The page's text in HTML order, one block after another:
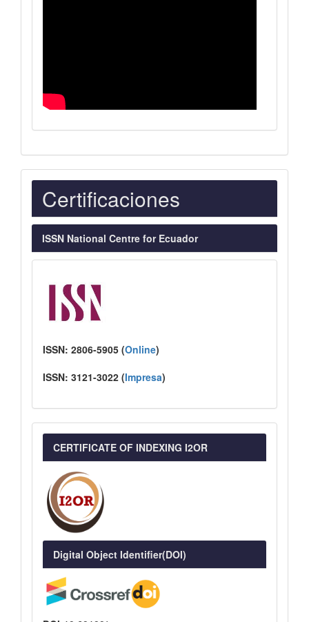
Indexaciones
Certificaciones
ISSN National Centre for Ecuador
ISSN: 2806-5905 (Online)
ISSN: 3121-3022 (Impresa)
CERTIFICATE OF INDEXING I2OR
Digital Object Identifier(DOI)